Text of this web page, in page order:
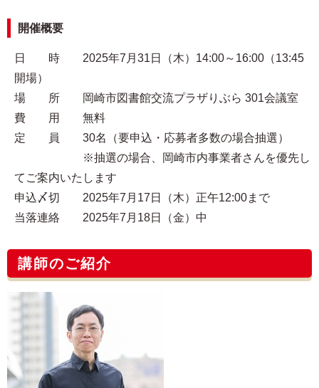
開催概要
日 時 2025年7月31日（木）14:00～16:00（13:45
開場）
場 所 岡崎市図書館交流プラザりぶら 301会議室
費 用 無料
定 員 30名（要申込・応募者多数の場合抽選）
※抽選の場合、岡崎市内事業者さんを優先し
てご案内いたします
申込〆切 2025年7月17日（木）正午12:00まで
当落連絡 2025年7月18日（金）中
講師のご紹介